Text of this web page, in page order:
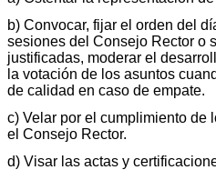
b) Convocar, fijar el orden del
sesiones del Consejo Rector o
justificadas, moderar el
la votación de los asuntos
de calidad en caso de empate.
c) Velar por el cumplimiento de
el Consejo Rector.
d) Visar las actas y